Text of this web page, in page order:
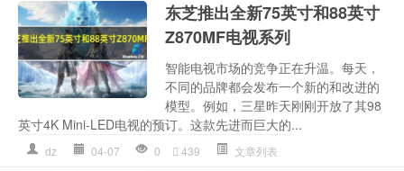
东芝推出全新75英寸和88英寸
Z870MF电视系列
智能电视市场的竞争正在升温。每天，
不同的品牌都会发布一个新的和改进的
模型。例如，三星昨天刚刚开放了其98
英寸4K Mini-LED电视的预订。这款先进而巨大的...
dz 04-07 0 439 文章列表